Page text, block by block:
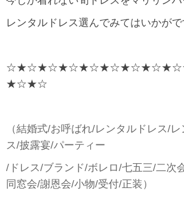
レンタルドレス選んでみてはいかがで
★☆★☆
（結婚式/お呼ばれ/レンタルドレス/
ス/披露宴/パーティー
/ドレス/ブランド/ボレロ/七五三/二次
同窓会/謝恩会/小物/受付/正装）